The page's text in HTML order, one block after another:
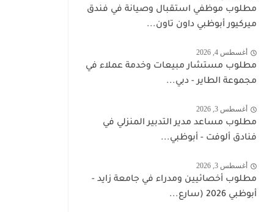
مطلوب موظفي استقبال وصيانة في فندق
ميركيور أبوظبي داون تاون...
أغسطس 4, 2026
مطلوب مستشار مبيعات وخدمة عملاء في
مجموعة الطاير - دبي...
أغسطس 3, 2026
مطلوب مساعد مدير التدبير المنزلي في
فنادق ألوفت - أبوظبي...
أغسطس 3, 2026
مطلوب أخصائيين ومدراء في جامعة زايد -
أبوظبي 2026 (سارع...